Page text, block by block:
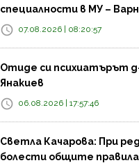
специалности в МУ –
07.08.2026 | 08:20:57
Отиде си психиатърът
Янакиев
06.08.2026 | 17:57:46
Светла Качарова: При
болести общите правила